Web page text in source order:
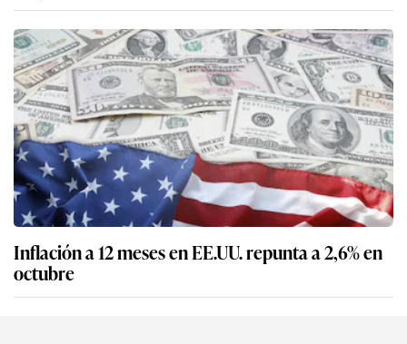
Inflación a 12 meses en EE.UU. repunta a 2,6% en
octubre